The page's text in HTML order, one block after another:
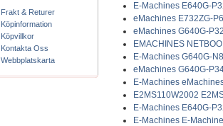
Frakt & Returer
Köpinformation
Köpvillkor
Kontakta Oss
Webbplatskarta
E-Machines E640G-
eMachines E732ZG-
eMachines G640G-
EMACHINES
E-Machines G640G-
eMachines G640G-
E-Machines
E2MS110W2002
E-Machines E640G-
E-Machines E-